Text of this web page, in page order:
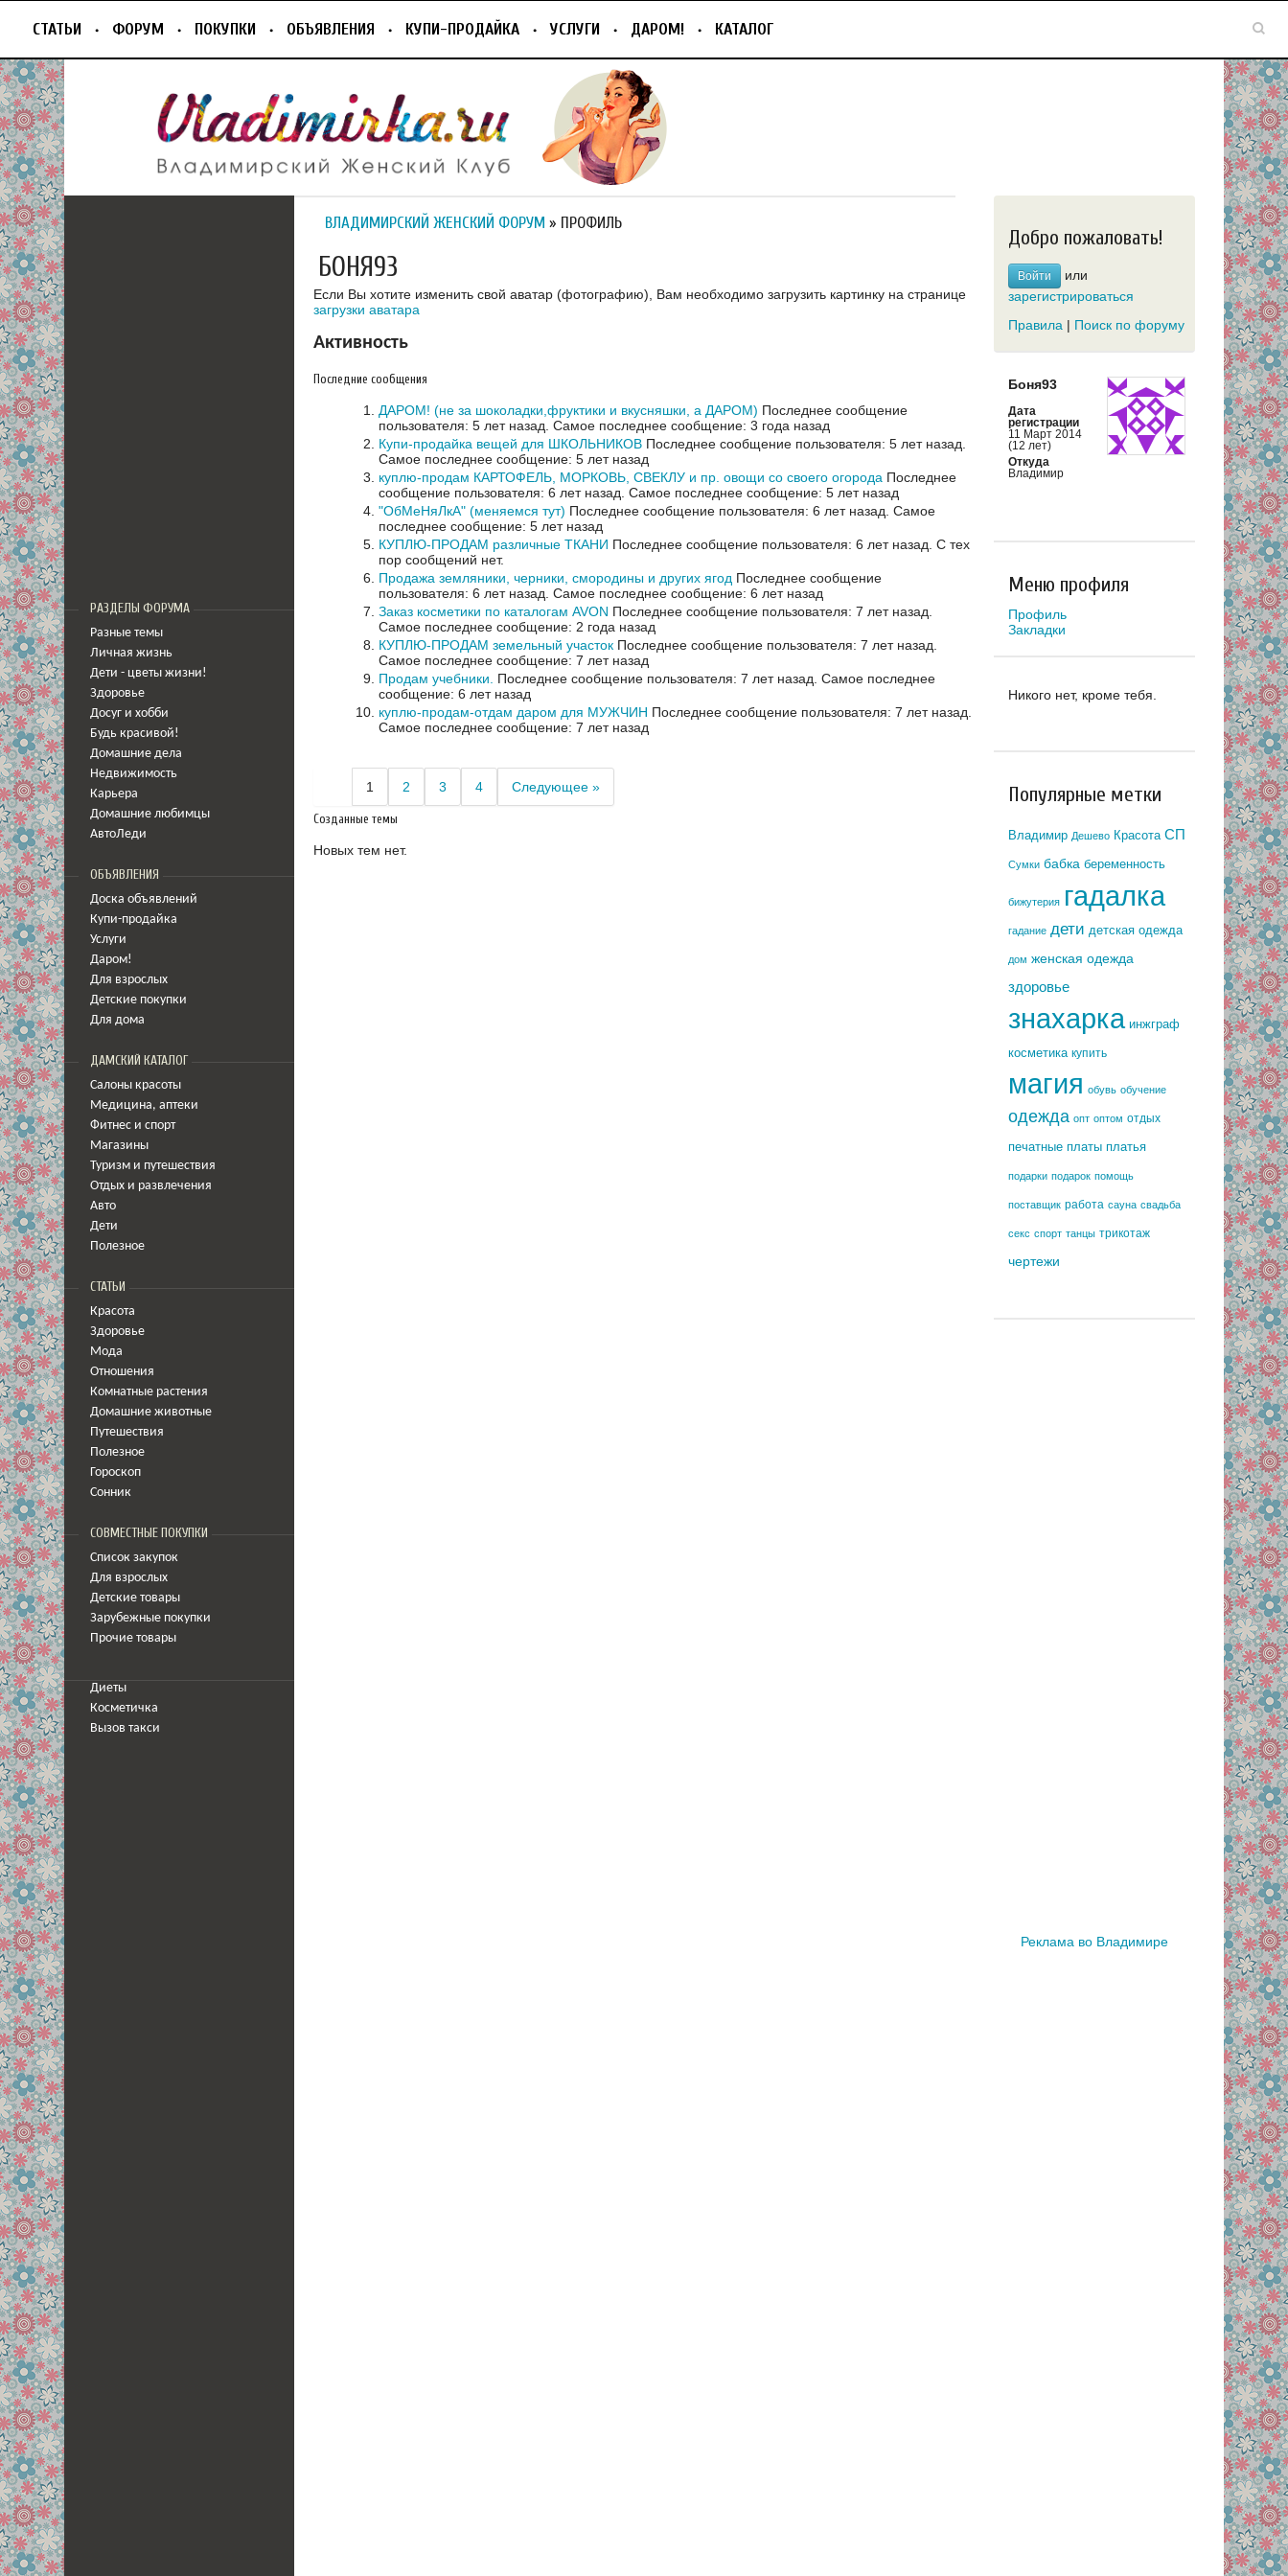
СТАТЬИ ФОРУМ ПОКУПКИ ОБЪЯВЛЕНИЯ КУПИ-ПРОДАЙКА УСЛУГИ ДАРОМ! КАТАЛОГ
РАЗДЕЛЫ ФОРУМА
Разные темы
Личная жизнь
Дети - цветы жизни!
Здоровье
Досуг и хобби
Будь красивой!
Домашние дела
Недвижимость
Карьера
Домашние любимцы
АвтоЛеди
ОБЪЯВЛЕНИЯ
Доска объявлений
Купи-продайка
Услуги
Даром!
Для взрослых
Детские покупки
Для дома
ДАМСКИЙ КАТАЛОГ
Салоны красоты
Медицина, аптеки
Фитнес и спорт
Магазины
Туризм и путешествия
Отдых и развлечения
Авто
Дети
Полезное
СТАТЬИ
Красота
Здоровье
Мода
Отношения
Комнатные растения
Домашние животные
Путешествия
Полезное
Гороскоп
Сонник
СОВМЕСТНЫЕ ПОКУПКИ
Список закупок
Для взрослых
Детские товары
Зарубежные покупки
Прочие товары
Диеты
Косметичка
Вызов такси
ВЛАДИМИРСКИЙ ЖЕНСКИЙ ФОРУМ » ПРОФИЛЬ
БОНЯ93
Если Вы хотите изменить свой аватар (фотографию), Вам необходимо загрузить картинку на странице
загрузки аватара
Активность
Последние сообщения
ДАРОМ! (не за шоколадки,фруктики и вкусняшки, а ДАРОМ) Последнее сообщение
пользователя: 5 лет назад. Самое последнее сообщение: 3 года назад
Купи-продайка вещей для ШКОЛЬНИКОВ Последнее сообщение пользователя: 5 лет назад.
Самое последнее сообщение: 5 лет назад
куплю-продам КАРТОФЕЛЬ, МОРКОВЬ, СВЕКЛУ и пр. овощи со своего огорода Последнее
сообщение пользователя: 6 лет назад. Самое последнее сообщение: 5 лет назад
"ОбМеНяЛкА" (меняемся тут) Последнее сообщение пользователя: 6 лет назад. Самое
последнее сообщение: 5 лет назад
КУПЛЮ-ПРОДАМ различные ТКАНИ Последнее сообщение пользователя: 6 лет назад. С тех
пор сообщений нет.
Продажа земляники, черники, смородины и других ягод Последнее сообщение
пользователя: 6 лет назад. Самое последнее сообщение: 6 лет назад
Заказ косметики по каталогам AVON Последнее сообщение пользователя: 7 лет назад.
Самое последнее сообщение: 2 года назад
КУПЛЮ-ПРОДАМ земельный участок Последнее сообщение пользователя: 7 лет назад.
Самое последнее сообщение: 7 лет назад
Продам учебники.
Последнее сообщение пользователя: 7 лет назад. Самое последнее
сообщение: 6 лет назад
куплю-продам-отдам даром для МУЖЧИН Последнее сообщение пользователя: 7 лет назад.
Самое последнее сообщение: 7 лет назад
1 2 3 4 Следующее »
Созданные темы
Новых тем нет.
Добро пожаловать!
Войти
или
зарегистрироваться
Правила | Поиск по форуму
Боня93
Дата
регистрации
11 Март 2014
(12 лет)
Откуда
Владимир
Меню профиля
Профиль
Закладки
Никого нет, кроме тебя.
Популярные метки
Владимир Дешево Красота СП
Сумки бабка беременность
бижутерия гадалка
гадание дети детская одежда
дом женская одежда
здоровье
знахарка инжграф
косметика купить
магия обувь обучение
одежда опт оптом отдых
печатные платы платья
подарки подарок помощь
поставщик работа сауна свадьба
секс спорт танцы трикотаж
чертежи
Реклама во Владимире